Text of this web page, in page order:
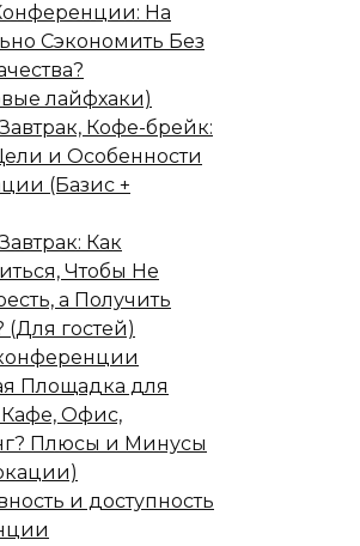
На
Сэкономить Без
лайфхаки)
Кофе-брейк:
и Особенности
(Базис +
Как
Чтобы Не
а Получить
(Для гостей)
Площадка для
Кафе, Офис,
Плюсы и Минусы
и доступность